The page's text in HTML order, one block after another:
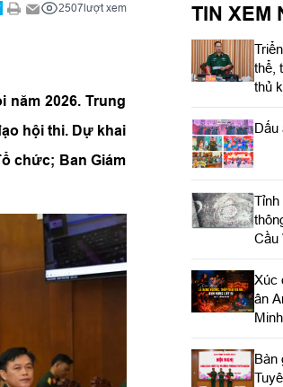
2507lượt xem
năm 2026. Trung
hội thi. Dự khai
chức; Ban Giám
TIN XEM
thể,
thủ
Dấu
Tỉnh
Cầu
Xúc
ân
Minh
Bàn